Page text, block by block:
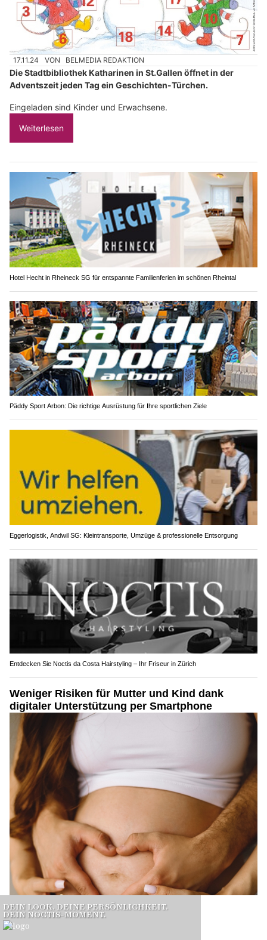
17.11.24 VON BELMEDIA REDAKTION
Die Stadtbibliothek Katharinen in St.Gallen öffnet in der
Adventszeit jeden Tag ein Geschichten-Türchen.
Eingeladen sind Kinder und Erwachsene.
Weiterlesen
Hotel Hecht in Rheineck SG für entspannte Familienferien im schönen Rheintal
Päddy Sport Arbon: Die richtige Ausrüstung für Ihre sportlichen Ziele
Eggerlogistik, Andwil SG: Kleintransporte, Umzüge & professionelle Entsorgung
Entdecken Sie Noctis da Costa Hairstyling – Ihr Friseur in Zürich
Weniger Risiken für Mutter und Kind dank
digitaler Unterstützung per Smartphone